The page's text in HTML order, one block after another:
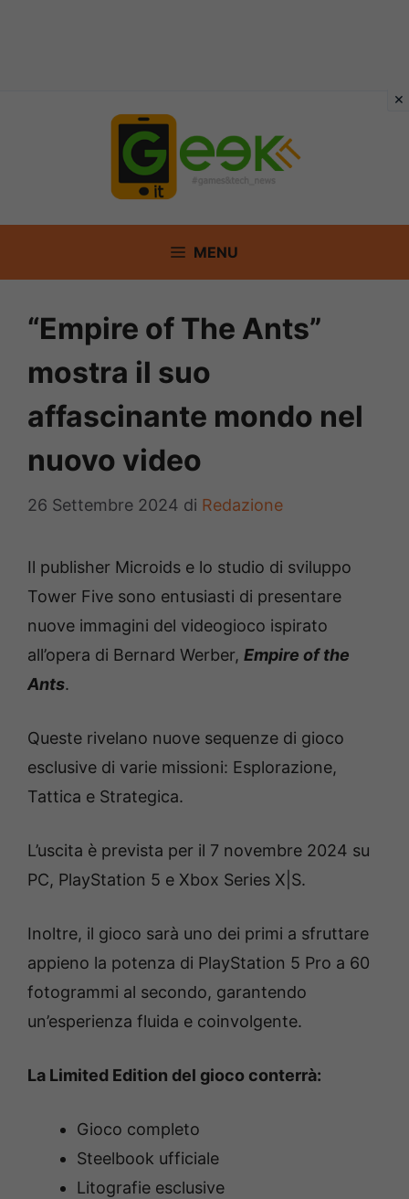
MENU
“Empire of The Ants”
mostra il suo
affascinante mondo nel
nuovo video
26 Settembre 2024 di Redazione
Il publisher Microids e lo studio di sviluppo
Tower Five sono entusiasti di presentare
nuove immagini del videogioco ispirato
all’opera di Bernard Werber, Empire of the
Ants.
Queste rivelano nuove sequenze di gioco
esclusive di varie missioni: Esplorazione,
Tattica e Strategica.
L’uscita è prevista per il 7 novembre 2024 su
PC, PlayStation 5 e Xbox Series X|S.
Inoltre, il gioco sarà uno dei primi a sfruttare
appieno la potenza di PlayStation 5 Pro a 60
fotogrammi al secondo, garantendo
un’esperienza fluida e coinvolgente.
La Limited Edition del gioco conterrà:
Gioco completo
Steelbook ufficiale
Litografie esclusive